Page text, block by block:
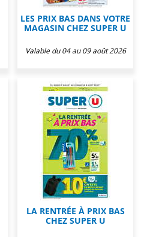
LES PRIX BAS DANS VOTRE
MAGASIN CHEZ SUPER U
Valable du 04 au 09 août 2026
LA RENTRÉE À PRIX BAS
CHEZ SUPER U